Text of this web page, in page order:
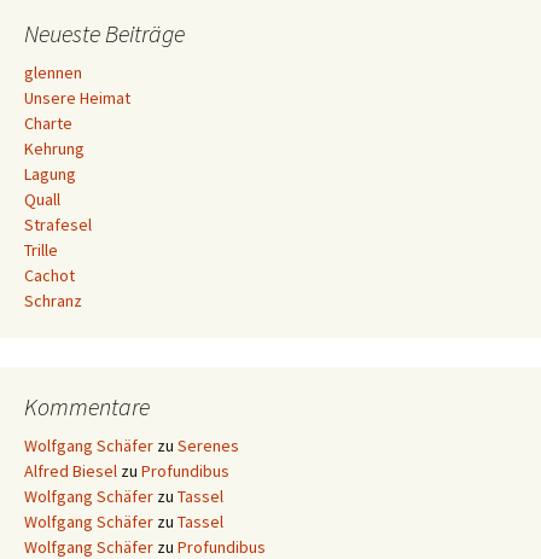
Neueste Beiträge
glennen
Unsere Heimat
Charte
Kehrung
Lagung
Quall
Strafesel
Trille
Cachot
Schranz
Kommentare
Wolfgang Schäfer zu Serenes
Alfred Biesel zu Profundibus
Wolfgang Schäfer zu Tassel
Wolfgang Schäfer zu Tassel
Wolfgang Schäfer zu Profundibus